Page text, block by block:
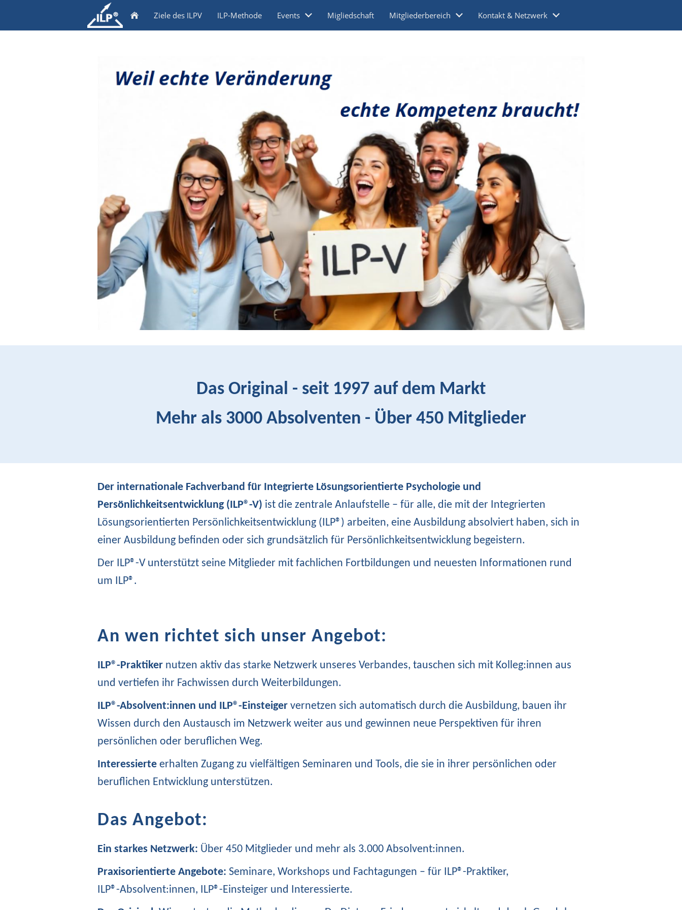
Ziele des ILPV ILP-Methode Events Migliedschaft Mitgliederbereich Kontakt & Netzwerk
Das Original - seit 1997 auf dem Markt
Mehr als 3000 Absolventen - Über 450 Mitglieder
Der internationale Fachverband für Integrierte Lösungsorientierte Psychologie und
Persönlichkeitsentwicklung (ILP®-V) ist die zentrale Anlaufstelle – für alle, die mit der Integrierten
Lösungsorientierten Persönlichkeitsentwicklung (ILP®) arbeiten, eine Ausbildung absolviert haben, sich in
einer Ausbildung befinden oder sich grundsätzlich für Persönlichkeitsentwicklung begeistern.
Der ILP®-V unterstützt seine Mitglieder mit fachlichen Fortbildungen und neuesten Informationen rund
um ILP®.
An wen richtet sich unser Angebot:
ILP®-Praktiker nutzen aktiv das starke Netzwerk unseres Verbandes, tauschen sich mit Kolleg:innen aus
und vertiefen ihr Fachwissen durch Weiterbildungen.
ILP®-Absolvent:innen und ILP®-Einsteiger vernetzen sich automatisch durch die Ausbildung, bauen ihr
Wissen durch den Austausch im Netzwerk weiter aus und gewinnen neue Perspektiven für ihren
persönlichen oder beruflichen Weg.
Interessierte erhalten Zugang zu vielfältigen Seminaren und Tools, die sie in ihrer persönlichen oder
beruflichen Entwicklung unterstützen.
Das Angebot:
Ein starkes Netzwerk: Über 450 Mitglieder und mehr als 3.000 Absolvent:innen.
Praxisorientierte Angebote: Seminare, Workshops und Fachtagungen – für ILP®-Praktiker,
ILP®-Absolvent:innen, ILP®-Einsteiger und Interessierte.